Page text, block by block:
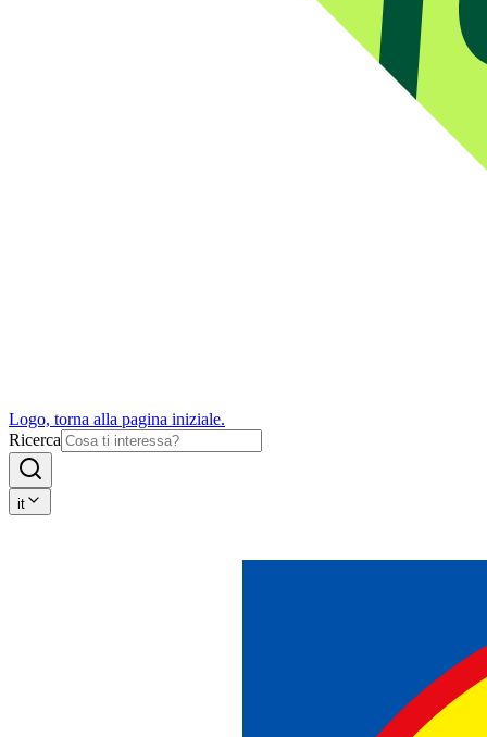
Logo, torna alla pagina iniziale.
Ricerca
it